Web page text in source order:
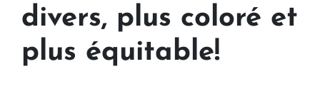
divers, plus coloré et
plus équitable!